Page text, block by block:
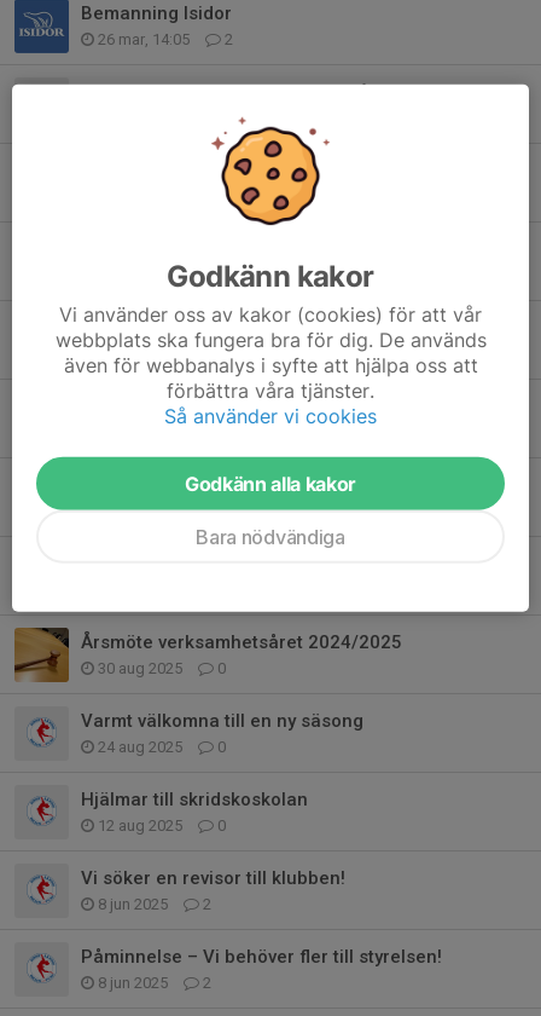
Bemanning Isidor
26 mar, 14:05 2
Anmälan till Skridsko- och Konståkningsskolan VT26
Juluppvisning Söndag 14/12
0
26 okt 2025 0
Bemanning Monsterstjärnan
21 okt 2025 8
Välkomna till Monsterstjärnan 2025!
20 sep 2025 0
Årsmöte verksamhetsåret 2024/2025
30 aug 2025 0
Varmt välkomna till en ny säsong
24 aug 2025 0
Hjälmar till skridskoskolan
12 aug 2025 0
Vi söker en revisor till klubben!
8 jun 2025 2
Påminnelse – Vi behöver fler till styrelsen!
8 jun 2025 2
Godkänn kakor
Vi använder oss av kakor (cookies) för att vår
webbplats ska fungera bra för dig. De används
även för webbanalys i syfte att hjälpa oss att
förbättra våra tjänster.
Så använder vi cookies
Godkänn alla kakor
Bara nödvändiga